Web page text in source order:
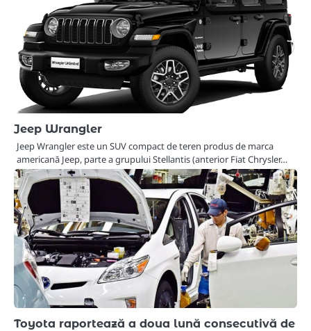
Jeep Wrangler
Jeep Wrangler este un SUV compact de teren produs de marca
americană Jeep, parte a grupului Stellantis (anterior Fiat Chrysler…
Toyota raportează a doua lună consecutivă de